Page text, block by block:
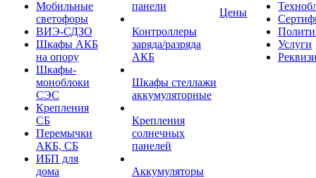
Мобильные
светофоры
ВИЭ-СДЗО
Шкафы АКБ
на опору
Шкафы-
моноблоки
СЭС
Крепления
СБ
Перемычки
АКБ, СБ
ИБП для
дома
панели
Контроллеры
заряда/разряда
АКБ
Шкафы стеллажи
аккумуляторные
Крепления
солнечных
панелей
Аккумуляторы
Цены
Услуги